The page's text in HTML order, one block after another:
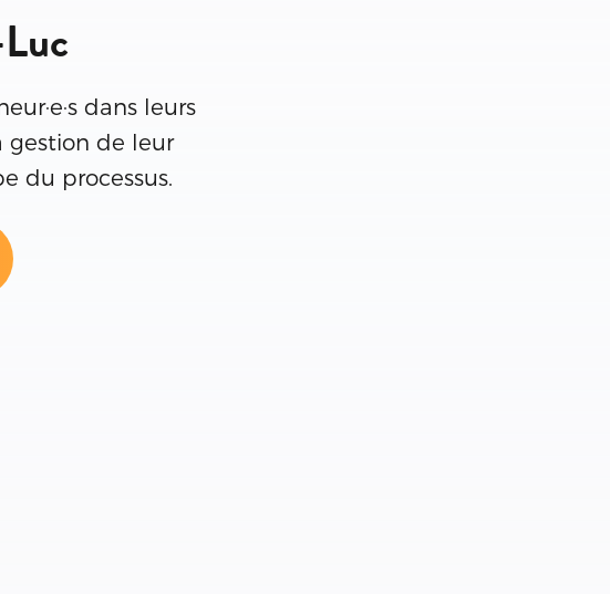
dans leurs
gestion de leur
du processus.